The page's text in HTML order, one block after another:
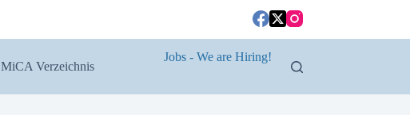
MiCA Verzeichnis
Jobs - We are Hiring!